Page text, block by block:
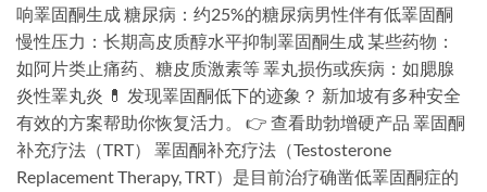
响睪固酮生成 糖尿病：约25%的糖尿病男性伴有低睪固酮
慢性压力：长期高皮质醇水平抑制睪固酮生成 某些药物：
如阿片类止痛药、糖皮质激素等 睪丸损伤或疾病：如腮腺
炎性睪丸炎 💊 发现睪固酮低下的迹象？ 新加坡有多种安全
有效的方案帮助你恢复活力。 👉 查看助勃增硬产品 睪固酮
补充疗法（TRT） 睪固酮补充疗法（Testosterone
Replacement Therapy, TRT）是目前治疗确凿低睪固酮症的